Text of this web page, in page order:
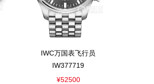
IWC万国表飞行员
IW377719
¥52500